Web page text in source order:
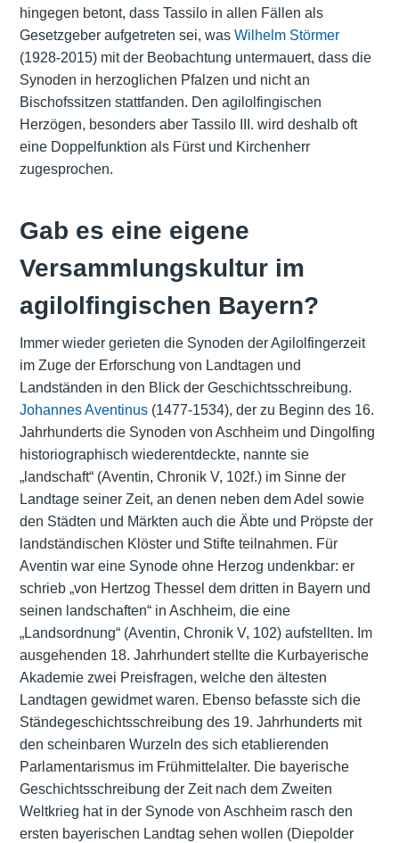
hingegen betont, dass Tassilo in allen Fällen als
Gesetzgeber aufgetreten sei, was Wilhelm Störmer
(1928-2015) mit der Beobachtung untermauert, dass die
Synoden in herzoglichen Pfalzen und nicht an
Bischofssitzen stattfanden. Den agilolfingischen
Herzögen, besonders aber Tassilo III. wird deshalb oft
eine Doppelfunktion als Fürst und Kirchenherr
zugesprochen.
Gab es eine eigene
Versammlungskultur im
agilolfingischen Bayern?
Immer wieder gerieten die Synoden der Agilolfingerzeit
im Zuge der Erforschung von Landtagen und
Landständen in den Blick der Geschichtsschreibung.
Johannes Aventinus(1477-1534), der zu Beginn des 16.
Jahrhunderts die Synoden von Aschheim und Dingolfing
historiographisch wiederentdeckte, nannte sie
„landschaft“ (Aventin, Chronik V, 102f.) im Sinne der
Landtage seiner Zeit, an denen neben dem Adel sowie
den Städten und Märkten auch die Äbte und Pröpste der
landständischen Klöster und Stifte teilnahmen. Für
Aventin war eine Synode ohne Herzog undenkbar: er
schrieb „von Hertzog Thessel dem dritten in Bayern und
seinen landschaften“ in Aschheim, die eine
„Landsordnung“ (Aventin, Chronik V, 102) aufstellten. Im
ausgehenden 18. Jahrhundert stellte die Kurbayerische
Akademie zwei Preisfragen, welche den ältesten
Landtagen gewidmet waren. Ebenso befasste sich die
Ständegeschichtsschreibung des 19. Jahrhunderts mit
den scheinbaren Wurzeln des sich etablierenden
Parlamentarismus im Frühmittelalter. Die bayerische
Geschichtsschreibung der Zeit nach dem Zweiten
Weltkrieg hat in der Synode von Aschheim rasch den
ersten bayerischen Landtag sehen wollen (Diepolder